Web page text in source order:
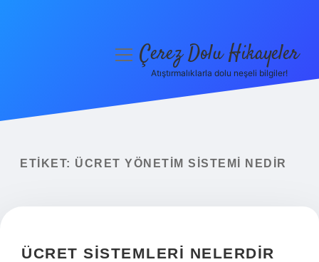
Yasal Uyarı
menüyüÇerez Dolu Hikayeler
Atıştırmalıklarla dolu neşeli bilgiler!
ETIKET: ÜCRET YÖNETIM SISTEMI NEDIR
ÜCRET SISTEMLERI NELERDIR